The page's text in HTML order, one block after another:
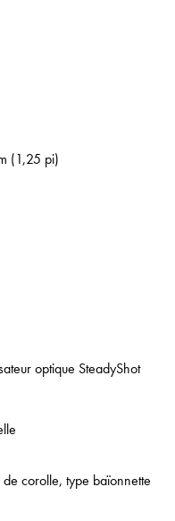
(1,25 pi)
optique SteadyShot
de corolle, type baïonnette